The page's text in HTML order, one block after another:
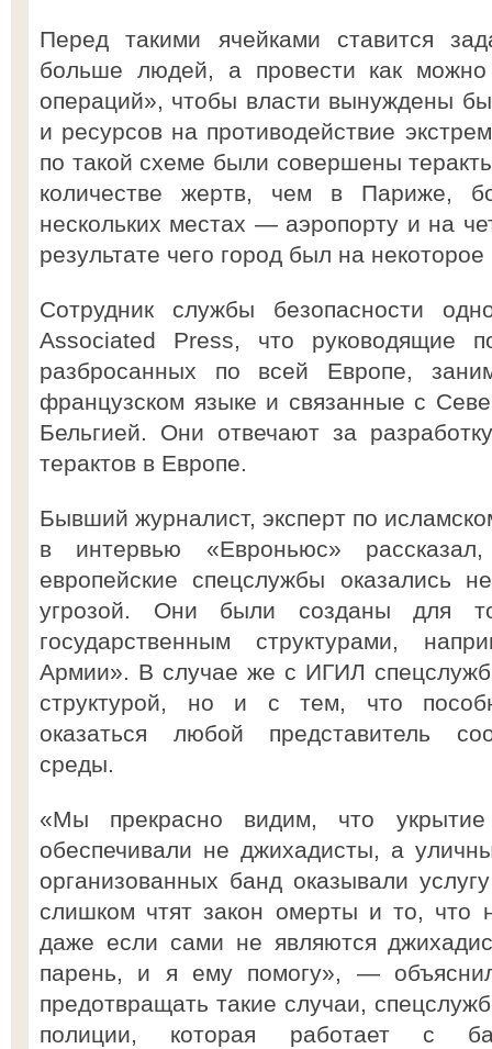
Перед такими ячейками ставится
больше людей, а провести как можно
операций», чтобы власти вынуждены
и ресурсов на противодействие
по такой схеме были совершены
количестве жертв, чем в Париже,
нескольких местах — аэропорту и на
результате чего город был на
Сотрудник службы безопасности
Associated Press, что руководящие
разбросанных по всей Европе,
французском языке и связанные с
Бельгией. Они отвечают за
терактов в Европе.
Бывший журналист, эксперт по
в интервью «Евроньюс»
европейские спецслужбы оказались
угрозой. Они были созданы для
государственным структурами,
Армии». В случае же с ИГИЛ
структурой, но и с тем, что
оказаться любой представитель
среды.
«Мы прекрасно видим, что
обеспечивали не джихадисты, а
организованных банд оказывали
слишком чтят закон омерты и то, что
даже если сами не являются
парень, и я ему помогу», —
предотвращать такие случаи,
полиции, которая работает с